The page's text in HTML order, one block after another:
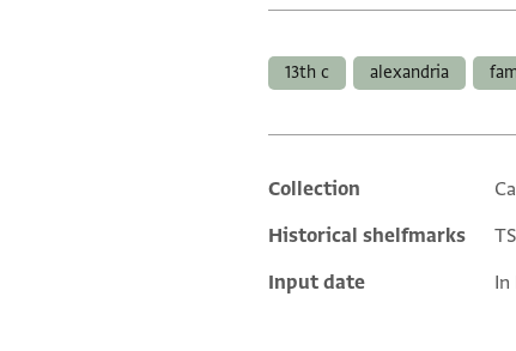
13th c alexandria
Additional
Collection
Historical shelfmarks
Input date
In